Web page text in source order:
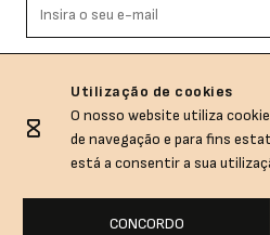
Sem.Dubida © All rights reserved.
Utilização de cookies
O nosso website utiliza
de navegação e para fins
está a consentir a sua
CONCORDO